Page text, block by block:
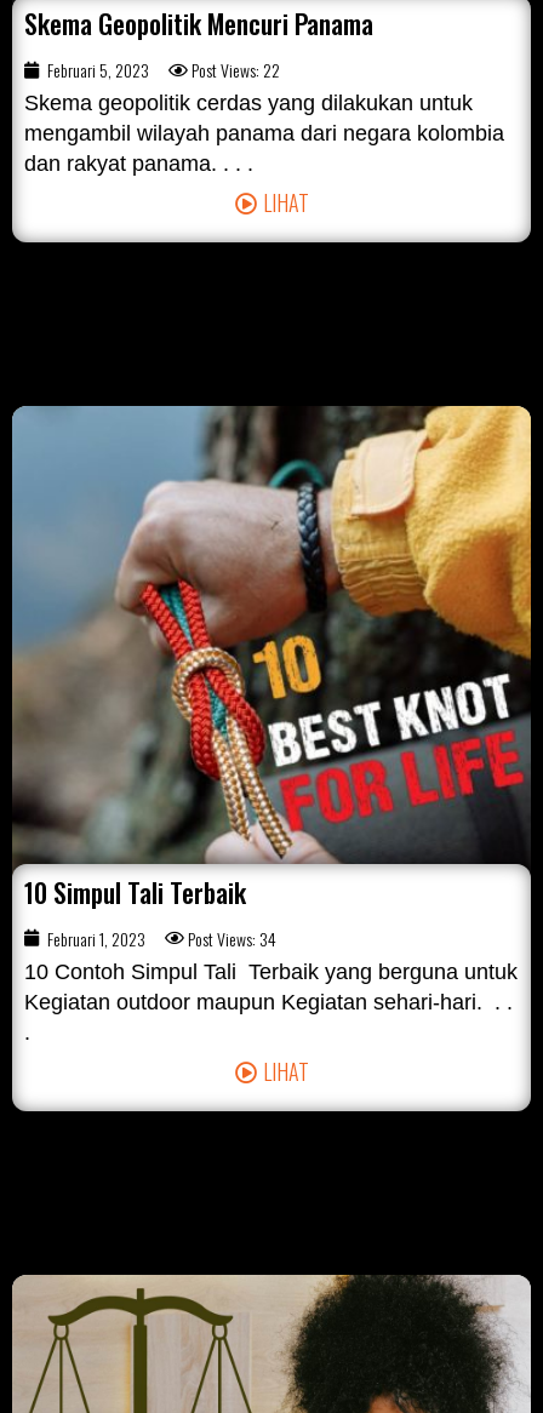
Skema Geopolitik Mencuri Panama
Februari 5, 2023 Post Views: 22
Skema geopolitik cerdas yang dilakukan untuk
mengambil wilayah panama dari negara kolombia
dan rakyat panama. . . .
LIHAT
10 Simpul Tali Terbaik
Februari 1, 2023 Post Views: 34
10 Contoh Simpul Tali Terbaik yang berguna untuk
Kegiatan outdoor maupun Kegiatan sehari-hari. . .
.
LIHAT